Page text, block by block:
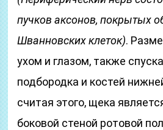
пучков аксонов, покрытых
Шванновских клеток).
ухом и глазом, также
подбородка и костей
считая этого, щека
боковой стеной ротовой